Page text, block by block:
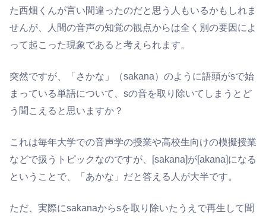
た西畑くんが言い間違ったのだと思う人もいるかもしれま
せんが、人間の音声の知覚の観点からは全く別の要因によ
って起こった現象であると考えられます。
突然ですが、「さかな」（sakana）のように語頭がsで始
まっている単語について、sの音を取り除いてしまうとど
う聞こえると思いますか？
これは毎年大学での音声学の授業や高校生向けの模擬授業
などで扱うトピックなのですが、[sakana]が[akana]になる
ということで、「あかな」だと答える人が大半です。
ただ、実際にsakanaからsを取り除いたうえで再生して聞